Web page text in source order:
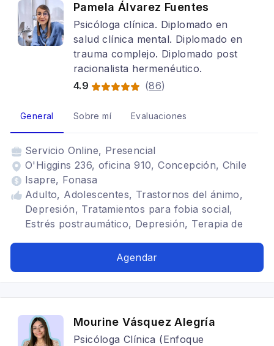
Pamela Álvarez Fuentes
Psicóloga clínica. Diplomado en
salud clínica mental. Diplomado en
trauma complejo. Diplomado post
racionalista hermenéutico.
4.9
(86)
General Sobre mí Evaluaciones
Servicio Online, Presencial
O'Higgins 236, oficina 910, Concepción, Chile
Isapre, Fonasa
Adulto, Adolescentes, Trastornos del ánimo,
Depresión, Tratamientos para fobia social,
Estrés postraumático, Depresión, Terapia de
alimenticios TCA, Terapia para la ansiedad
Agendar
Mourine Vásquez Alegría
Psicóloga Clínica (Enfoque